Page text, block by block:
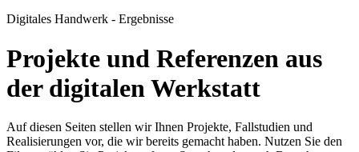
Digitales Handwerk - Ergebnisse
Projekte und Referenzen aus
der digitalen Werkstatt
Auf diesen Seiten stellen wir Ihnen Projekte, Fallstudien und
Realisierungen vor, die wir bereits gemacht haben. Nutzen Sie den